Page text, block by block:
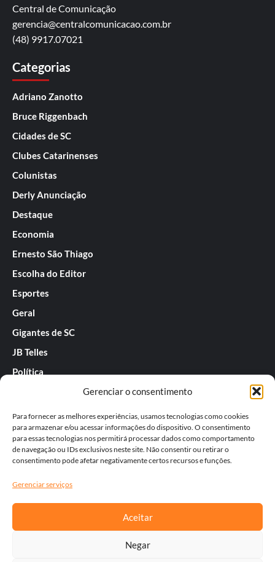
Gerenciar o consentimento
Para fornecer as melhores experiências, usamos tecnologias como cookies
para armazenar e/ou acessar informações do dispositivo. O consentimento
para essas tecnologias nos permitirá processar dados como comportamento
de navegação ou IDs exclusivos neste site. Não consentir ou retirar o
consentimento pode afetar negativamente certos recursos e funções.
Gerenciar serviços
Aceitar
Negar
Central de Comunicação
gerencia@centralcomunicacao.com.br
(48) 9917.07021
Categorias
Adriano Zanotto
Bruce Riggenbach
Cidades de SC
Clubes Catarinenses
Colunistas
Derly Anunciação
Destaque
Economia
Ernesto São Thiago
Escolha do Editor
Esportes
Geral
Gigantes de SC
JB Telles
Política
Rafael Guarnieri
Séries
Tatiana
Werner Zotz